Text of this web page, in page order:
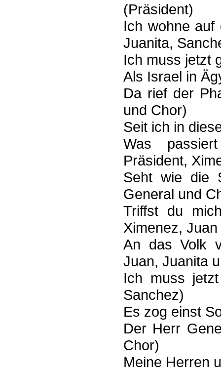
(Präsident)
Ich wohne auf
Juanita,
Ich muss jetzt
Als Israel in
Da rief der
und Chor)
Seit ich in
Was
Präsident,
Seht wie die
General und
Triffst du
Ximenez,
An das Volk
Juan, Juanita
Ich muss
Sanchez)
Es zog einst
Der Herr
Chor)
Meine Herren